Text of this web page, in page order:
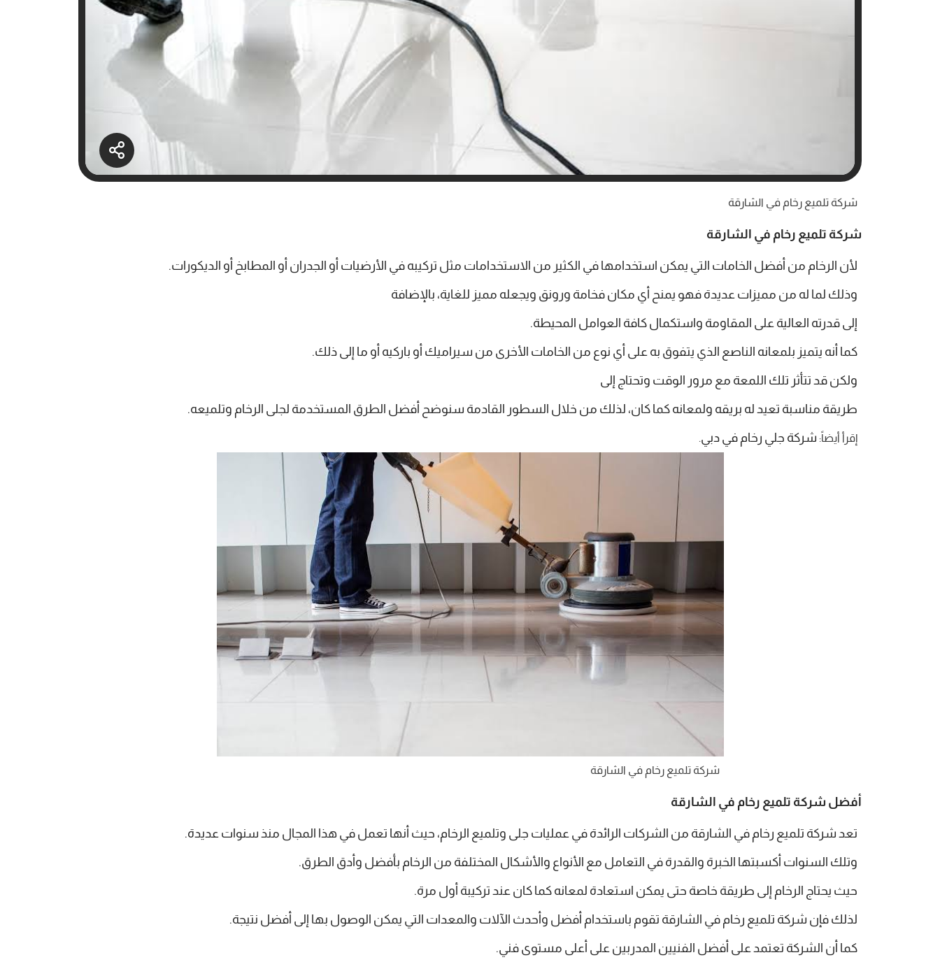
شركة تلميع رخام في الشارقة
شركة تلميع رخام في الشارقة
لأن الرخام من أفضل الخامات التي يمكن استخدامها في الكثير من الاستخدامات مثل تركيبه في الأرضيات أو الجدران أو المطابخ أو الديكورات.
وذلك لما له من مميزات عديدة فهو يمنح أي مكان فخامة ورونق ويجعله مميز للغاية، بالإضافة
إلى قدرته العالية على المقاومة واستكمال كافة العوامل المحيطة.
كما أنه يتميز بلمعانه الناصع الذي يتفوق به على أي نوع من الخامات الأخرى من سيراميك أو باركيه أو ما إلى ذلك.
ولكن قد تتأثر تلك اللمعة مع مرور الوقت وتحتاج إلى
طريقة مناسبة تعيد له بريقه ولمعانه كما كان، لذلك من خلال السطور القادمة سنوضح أفضل الطرق المستخدمة لجلى الرخام وتلميعه.
إقرأ أيضاً: شركة جلي رخام في دبي.
شركة تلميع رخام في الشارقة
أفضل شركة تلميع رخام في الشارقة
تعد شركة تلميع رخام في الشارقة من الشركات الرائدة في عمليات جلى وتلميع الرخام، حيث أنها تعمل في هذا المجال منذ سنوات عديدة.
وتلك السنوات أكسبتها الخبرة والقدرة في التعامل مع الأنواع والأشكال المختلفة من الرخام بأفضل وأدق الطرق.
حيث يحتاج الرخام إلى طريقة خاصة حتى يمكن استعادة لمعانه كما كان عند تركيبة أول مرة.
لذلك فإن شركة تلميع رخام في الشارقة تقوم باستخدام أفضل وأحدث الآلات والمعدات التي يمكن الوصول بها إلى أفضل نتيجة.
كما أن الشركة تعتمد على أفضل الفنيين المدربين على أعلى مستوى فني.